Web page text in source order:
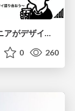
デザインの文脈を理解する：エンジニアがデザインカンファレンスに参加して得た学びと気づき
0 260